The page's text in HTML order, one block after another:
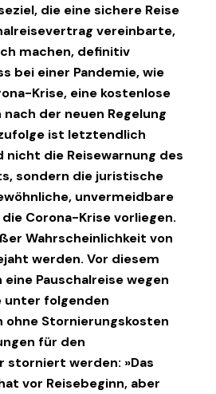
die eine sichere Reise
vereinbarte,
machen, definitiv
bei einer Pandemie, wie
Krise, eine kostenlose
der neuen Regelung
ist letztendlich
nicht die Reisewarnung des
sondern die juristische
unvermeidbare
Corona-Krise vorliegen.
Wahrscheinlichkeit von
werden. Vor diesem
Pauschalreise wegen
unter folgenden
ohne Stornierungskosten
für den
storniert werden: »Das
vor Reisebeginn, aber